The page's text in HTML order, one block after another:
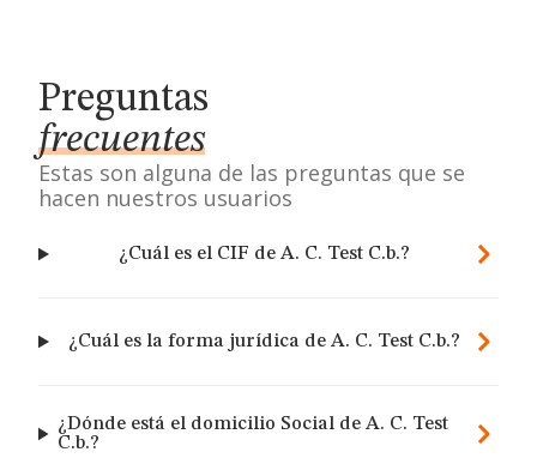
Preguntas
frecuentes
Estas son alguna de las preguntas que se
hacen nuestros usuarios
¿Cuál es el CIF de A. C. Test C.b.?
¿Cuál es la forma jurídica de A. C. Test C.b.?
¿Dónde está el domicilio Social de A. C. Test
C.b.?